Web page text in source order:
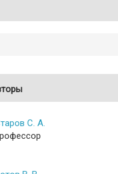
С. А.